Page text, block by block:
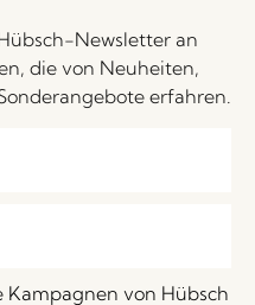
Newsletter an
die von Neuheiten,
erfahren.
Kampagnen von Hübsch